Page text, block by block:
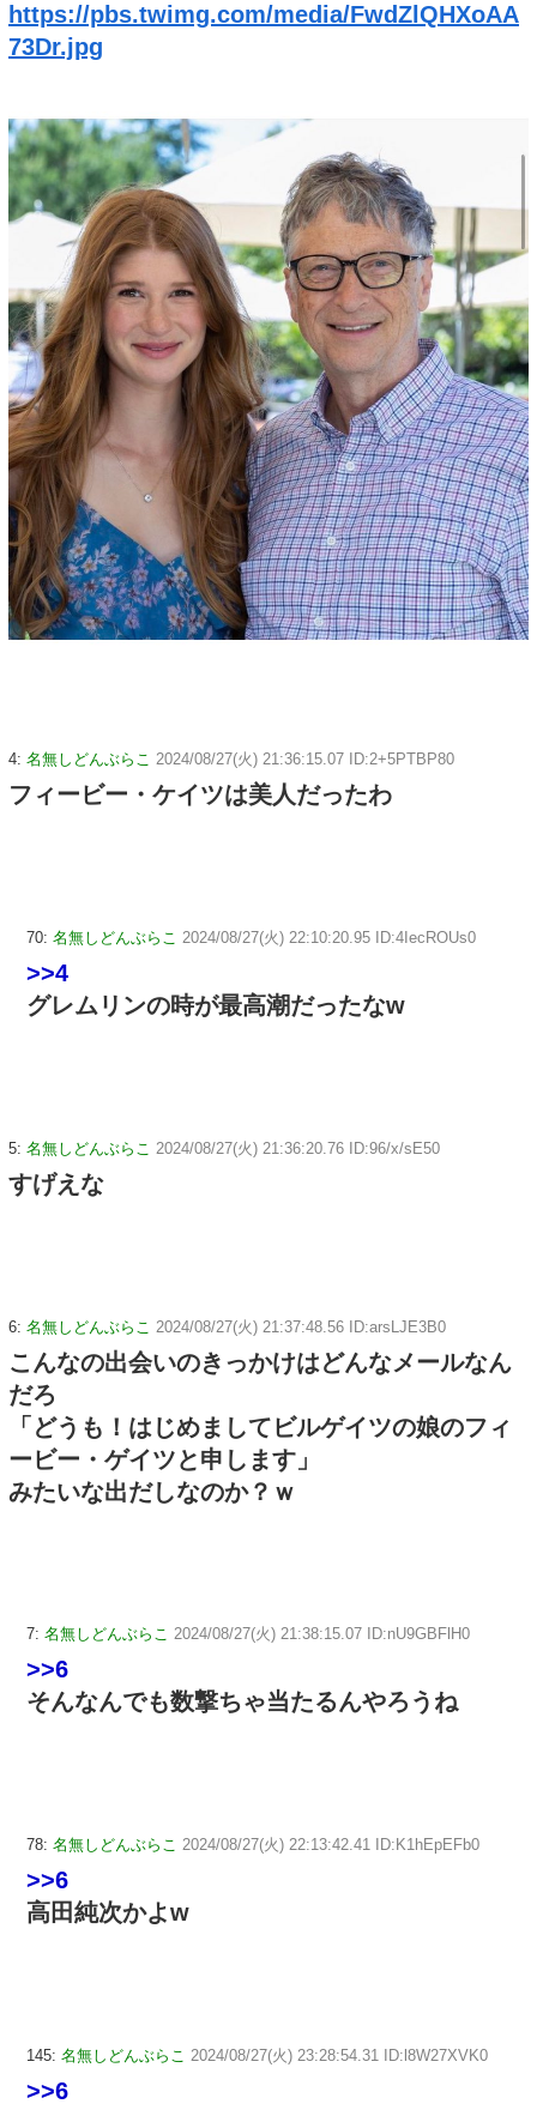
https://pbs.twimg.com/media/FwdZlQHXoAA
73Dr.jpg
4: 名無しどんぶらこ 2024/08/27(火) 21:36:15.07 ID:2+5PTBP80
フィービー・ケイツは美人だったわ
70: 名無しどんぶらこ 2024/08/27(火) 22:10:20.95 ID:4IecROUs0
>>4
グレムリンの時が最高潮だったなw
5: 名無しどんぶらこ 2024/08/27(火) 21:36:20.76 ID:96/x/sE50
すげえな
6: 名無しどんぶらこ 2024/08/27(火) 21:37:48.56 ID:arsLJE3B0
こんなの出会いのきっかけはどんなメールなん
だろ
「どうも！はじめましてビルゲイツの娘のフィ
ービー・ゲイツと申します」
みたいな出だしなのか？ｗ
7: 名無しどんぶらこ 2024/08/27(火) 21:38:15.07 ID:nU9GBFlH0
>>6
そんなんでも数撃ちゃ当たるんやろうね
78: 名無しどんぶらこ 2024/08/27(火) 22:13:42.41 ID:K1hEpEFb0
>>6
高田純次かよw
145: 名無しどんぶらこ 2024/08/27(火) 23:28:54.31 ID:l8W27XVK0
>>6